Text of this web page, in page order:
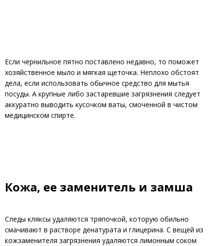
Если чернильное пятно поставлено недавно, то поможет
хозяйственное мыло и мягкая щеточка. Неплохо обстоят
дела, если использовать обычное средство для мытья
посуды. А крупные либо застаревшие загрязнения следует
аккуратно выводить кусочком ваты, смоченной в чистом
медицинском спирте.
Кожа, ее заменитель и замша
Следы кляксы удаляются тряпочкой, которую обильно
смачивают в растворе денатурата и глицерина. С вещей из
кожзаменителя загрязнения удаляются лимонным соком